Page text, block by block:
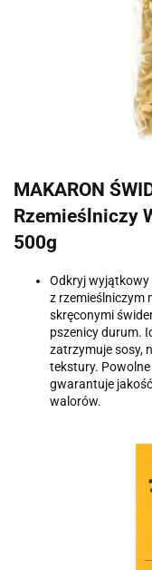
MAKARON
Rzemieślniczy
500g
Odkryj wyjątkowy
z rzemieślniczym
skręconymi
pszenicy durum.
zatrzymuje sosy,
tekstury.
gwarantuje
walorów.